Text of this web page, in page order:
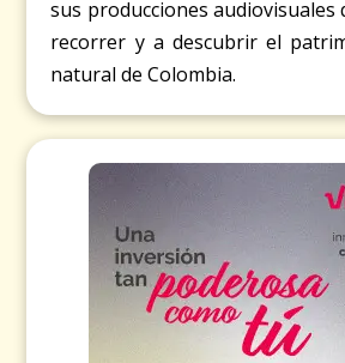
sus producciones audiovisuales
recorrer y a descubrir el
natural de Colombia.